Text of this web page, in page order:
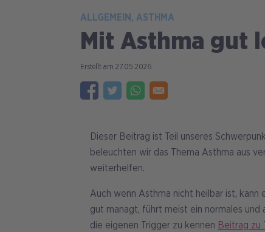
ALLGEMEIN ASTHMA
Mit Asthma gut
27.05.2026
Dieser Beitrag ist Teil unseres
beleuchten wir das Thema Asthma aus
weiterhelfen.
Auch wenn Asthma nicht heilbar ist,
gut managt, führt meist ein normales
die eigenen Trigger zu kennen Beitrag zu